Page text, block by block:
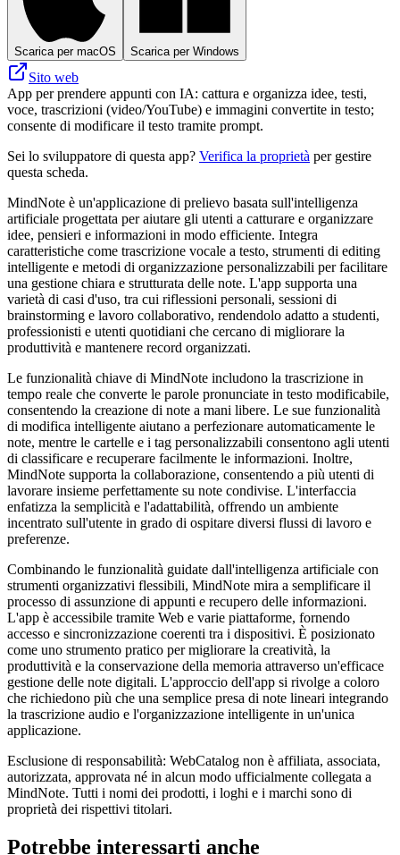
Scarica per macOS Scarica per Windows
Sito web
App per prendere appunti con IA: cattura e organizza idee, testi,
voce, trascrizioni (video/YouTube) e immagini convertite in testo;
consente di modificare il testo tramite prompt.
Sei lo sviluppatore di questa app? Verifica la proprietà per gestire
questa scheda.
MindNote è un'applicazione di prelievo basata sull'intelligenza
artificiale progettata per aiutare gli utenti a catturare e organizzare
idee, pensieri e informazioni in modo efficiente. Integra
caratteristiche come trascrizione vocale a testo, strumenti di editing
intelligente e metodi di organizzazione personalizzabili per facilitare
una gestione chiara e strutturata delle note. L'app supporta una
varietà di casi d'uso, tra cui riflessioni personali, sessioni di
brainstorming e lavoro collaborativo, rendendolo adatto a studenti,
professionisti e utenti quotidiani che cercano di migliorare la
produttività e mantenere record organizzati.
Le funzionalità chiave di MindNote includono la trascrizione in
tempo reale che converte le parole pronunciate in testo modificabile,
consentendo la creazione di note a mani libere. Le sue funzionalità
di modifica intelligente aiutano a perfezionare automaticamente le
note, mentre le cartelle e i tag personalizzabili consentono agli utenti
di classificare e recuperare facilmente le informazioni. Inoltre,
MindNote supporta la collaborazione, consentendo a più utenti di
lavorare insieme perfettamente su note condivise. L'interfaccia
enfatizza la semplicità e l'adattabilità, offrendo un ambiente
incentrato sull'utente in grado di ospitare diversi flussi di lavoro e
preferenze.
Combinando le funzionalità guidate dall'intelligenza artificiale con
strumenti organizzativi flessibili, MindNote mira a semplificare il
processo di assunzione di appunti e recupero delle informazioni.
L'app è accessibile tramite Web e varie piattaforme, fornendo
accesso e sincronizzazione coerenti tra i dispositivi. È posizionato
come uno strumento pratico per migliorare la creatività, la
produttività e la conservazione della memoria attraverso un'efficace
gestione delle note digitali. L'approccio dell'app si rivolge a coloro
che richiedono più che una semplice presa di note lineari integrando
la trascrizione audio e l'organizzazione intelligente in un'unica
applicazione.
Esclusione di responsabilità: WebCatalog non è affiliata, associata,
autorizzata, approvata né in alcun modo ufficialmente collegata a
MindNote. Tutti i nomi dei prodotti, i loghi e i marchi sono di
proprietà dei rispettivi titolari.
Potrebbe interessarti anche